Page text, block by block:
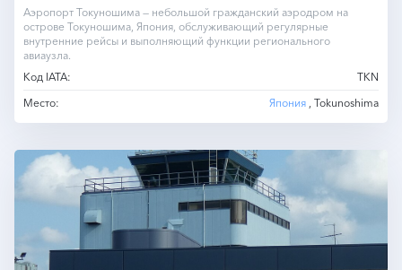
Аэропорт Токуношима — небольшой гражданский аэродром на
острове Токуношима, Япония, обслуживающий регулярные
внутренние рейсы и выполняющий функции регионального
авиаузла.
Код IATA:
TKN
Место:
Япония , Tokunoshima